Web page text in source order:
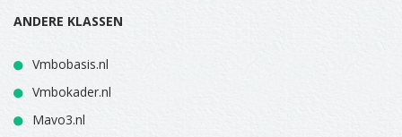
ANDERE KLASSEN
Vmbobasis.nl
Vmbokader.nl
Mavo3.nl